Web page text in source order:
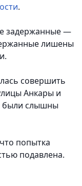
.
задержанные —
лишены
совершить
Анкары и
были слышны
попытка
подавлена.